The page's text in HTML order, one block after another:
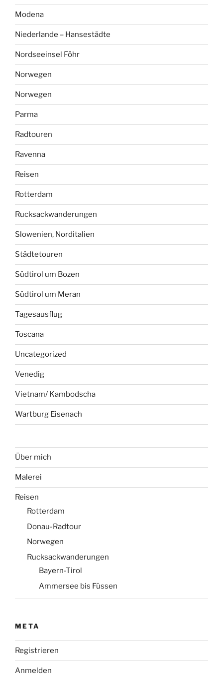
Modena
Niederlande – Hansestädte
Nordseeinsel Föhr
Norwegen
Norwegen
Parma
Radtouren
Ravenna
Reisen
Rotterdam
Rucksackwanderungen
Slowenien, Norditalien
Städtetouren
Südtirol um Bozen
Südtirol um Meran
Tagesausflug
Toscana
Uncategorized
Venedig
Vietnam/ Kambodscha
Wartburg Eisenach
Über mich
Malerei
Reisen
Rotterdam
Donau-Radtour
Norwegen
Rucksackwanderungen
Bayern-Tirol
Ammersee bis Füssen
META
Registrieren
Anmelden